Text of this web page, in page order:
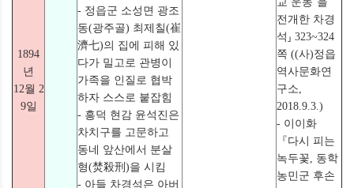
1894
년
12월 2
9일
- 정읍군 소성면 광조
동(광주골) 최제칠(崔
濟七)의 집에 피해 있
다가 밀고로 관병이
가족을 인질로 협박
하자 스스로 붙잡힘
- 흥덕 현감 윤석진은
차치구를 고문하고
동네 앞산에서 분살
형(焚殺刑)을 시킴
- 아들 차경석은 아버
전개한 차경
석⸥ 323~324
쪽 ((사)정읍
역사문화연
구소,
2018.9.3.)
- 이이화
『다시 피는
녹두꽃, 동학
농민군 후손